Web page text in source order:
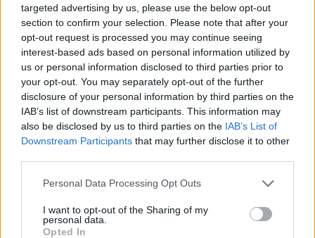
targeted advertising by us, please use the below opt-out
section to confirm your selection. Please note that after your
opt-out request is processed you may continue seeing
interest-based ads based on personal information utilized by
us or personal information disclosed to third parties prior to
your opt-out. You may separately opt-out of the further
disclosure of your personal information by third parties on the
IAB’s list of downstream participants. This information may
also be disclosed by us to third parties on the IAB’s List of
Downstream Participants that may further disclose it to other
Personal Data Processing Opt Outs
I want to opt-out of the Sharing of my
personal data.
Opted In
17:06 / 14/03/2023
të fundit
Salah mbetet jashtë tre
vendeve të para, zbulohet lista
e 10 futbollistëve më të paguar
në Turqi
Mësuesja ime u qëllua teksa po
më fliste”, dëshmia e nxënëses
që shpëtoi nga masakra në
Tajlandë